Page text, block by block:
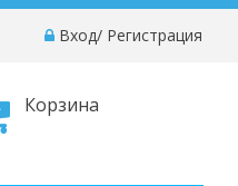
Вход/ Регистрация
Корзина